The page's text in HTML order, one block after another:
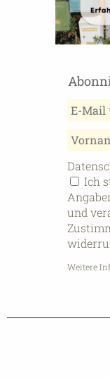
Ich
und
Weitere